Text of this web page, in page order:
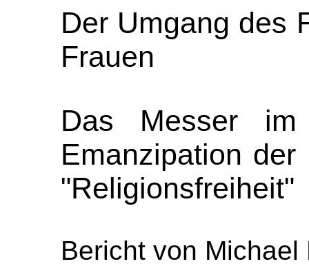
Der Umgang des
Frauen
Das Messer
Emanzipation
"Religionsfreiheit"
Bericht von